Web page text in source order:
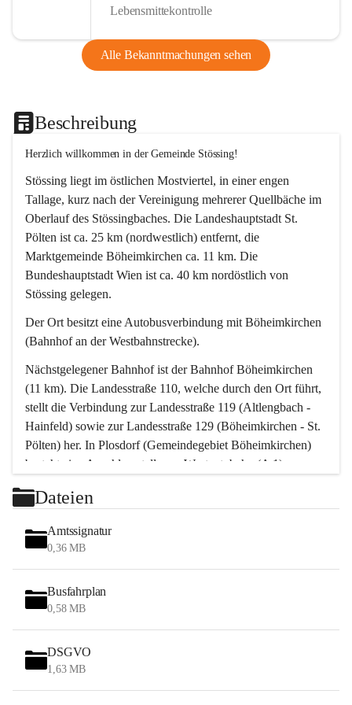
Lebensmittekontrolle
Alle Bekanntmachungen sehen
Beschreibung
Herzlich willkommen in der Gemeinde Stössing!
Stössing liegt im östlichen Mostviertel, in einer engen
Tallage, kurz nach der Vereinigung mehrerer Quellbäche im
Oberlauf des Stössingbaches. Die Landeshauptstadt St.
Pölten ist ca. 25 km (nordwestlich) entfernt, die
Marktgemeinde Böheimkirchen ca. 11 km. Die
Bundeshauptstadt Wien ist ca. 40 km nordöstlich von
Stössing gelegen.
Der Ort besitzt eine Autobusverbindung mit Böheimkirchen
(Bahnhof an der Westbahnstrecke).
Nächstgelegener Bahnhof ist der Bahnhof Böheimkirchen
(11 km). Die Landesstraße 110, welche durch den Ort führt,
stellt die Verbindung zur Landesstraße 119 (Altlengbach -
Hainfeld) sowie zur Landesstraße 129 (Böheimkirchen - St.
Pölten) her. In Plosdorf (Gemeindegebiet Böheimkirchen)
besteht eine Anschlussstelle zur Westautobahn (A 1).
Wien erreicht man in ca. 45 Minuten.
Stössing zählt noch zum Naherholungsraum Wien sowie
zum Naherholungsraum St. Pölten. Viele Bauernhöfe hatten
„ihre Wiener“. Seit 1960 bauten viele Wiener
Wochenendhäuser im Gemeindegebiet. Wegen des
waldreichen Jagdgebietes haben viele Jagdpächter ihre
Das Wandern ist aus touristischer Sicht die bedeutendste
Tätigkeit. Das hügelige Gebiet mit Wanderwegen durch
Wiesen, Wälder und Obstkulturen lädt dazu ein. Gefördert
Dateien
Amtssignatur
0,36 MB
Busfahrplan
0,58 MB
DSGVO
1,63 MB